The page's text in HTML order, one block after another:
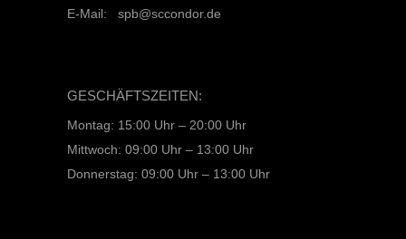
E-Mail: spb@sccondor.de
GESCHÄFTSZEITEN:
Montag: 15:00 Uhr – 20:00 Uhr
Mittwoch: 09:00 Uhr – 13:00 Uhr
Donnerstag: 09:00 Uhr – 13:00 Uhr